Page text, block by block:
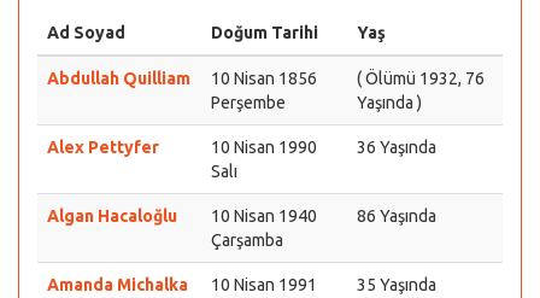
Ad Soyad Doğum Tarihi Yaş
Abdullah Quilliam
10 Nisan 1856
Perşembe
( Ölümü 1932, 76
Yaşında )
Alex Pettyfer
10 Nisan 1990
Salı
36 Yaşında
Algan Hacaloğlu
10 Nisan 1940
Çarşamba
86 Yaşında
Amanda Michalka
10 Nisan 1991
35 Yaşında